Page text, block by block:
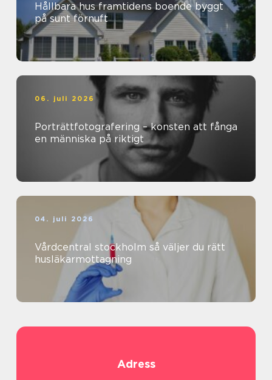
Hållbara hus framtidens boende byggt
på sunt förnuft
06. juli 2026
Porträttfotografering – konsten att fånga
en människa på riktigt
04. juli 2026
Vårdcentral stockholm så väljer du rätt
husläkarmottagning
Adress